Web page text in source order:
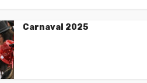
Carnaval 2025